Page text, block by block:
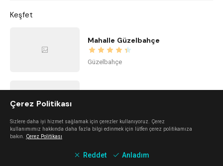
Keşfet
Mahalle Güzelbahçe
Güzelbahçe
Çerez Politikası
Sizlere daha iyi hizmet sağlamak için çerezler kullanıyoruz. Çerez
kullanımımız hakkında daha fazla bilgi edinmek için lütfen çerez politikamıza
bakın. Çerez Politikası
Reddet Anladım